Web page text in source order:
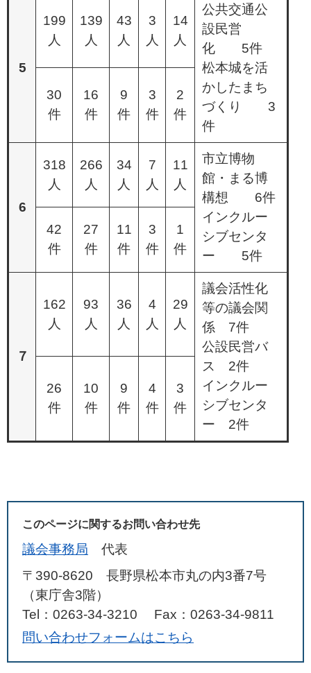
5
199
人
139
人
43
人
3
人
14
人
公共交通公
設民営
化 5件
松本城を活
かしたまち
づくり 3
件
30
件
16
件
9
件
3
件
2
件
6
318
人
266
人
34
人
7
人
11
人
市立博物
館・まる博
構想 6件
インクルー
シブセンタ
ー 5件
42
件
27
件
11
件
3
件
1
件
７
162
人
93
人
36
人
4
人
29
人
議会活性化
等の議会関
係 7件
公設民営バ
ス 2件
インクルー
シブセンタ
ー 2件
26
件
10
件
9
件
4
件
3
件
このページに関するお問い合わせ先
議会事務局
代表
〒390-8620 長野県松本市丸の内3番7号
（東庁舎3階）
Tel：0263-34-3210
Fax：0263-34-9811
問い合わせフォームはこちら